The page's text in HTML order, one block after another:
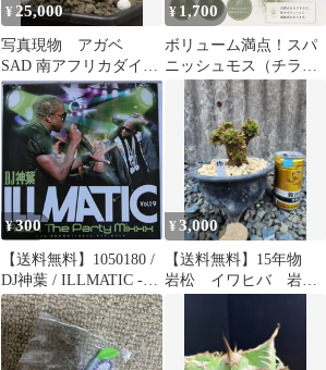
¥ 25,000
写真現物 アガベ
SAD 南アフリカダイヤ
モンド
¥ 1,700
ボリューム満点！スパ
ニッシュモス（チラン
ジアウスネオイデス）
¥300
【送料無料】1050180 /
DJ神葉 / ILLMATIC -
ROCK THE PARTY
MIXXX- VOL.19 / CD
¥3,000
【送料無料】15年物
岩松 イワヒバ 岩ヒ